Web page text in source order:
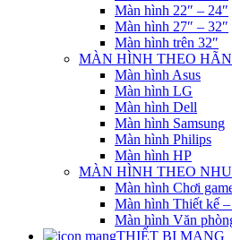
Màn hình 22″ – 24″
Màn hình 27″ – 32″
Màn hình trên 32″
MÀN HÌNH THEO
Màn hình Asus
Màn hình LG
Màn hình Dell
Màn hình Samsung
Màn hình Philips
Màn hình HP
MÀN HÌNH THEO
Màn hình Chơi
Màn hình Thiết kế
Màn hình Văn
THIẾT BỊ MẠNG